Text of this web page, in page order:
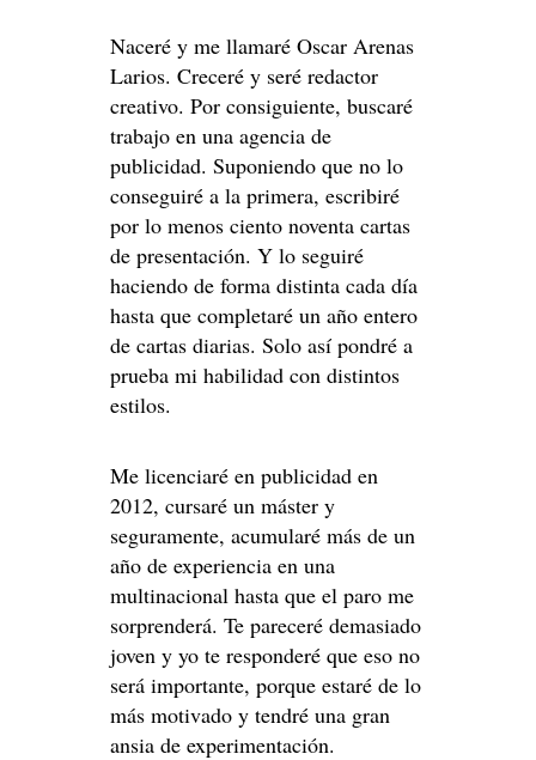
Naceré y me llamaré Oscar Arenas
Larios. Creceré y seré redactor
creativo. Por consiguiente, buscaré
trabajo en una agencia de
publicidad. Suponiendo que no lo
conseguiré a la primera, escribiré
por lo menos ciento noventa cartas
de presentación. Y lo seguiré
haciendo de forma distinta cada día
hasta que completaré un año entero
de cartas diarias. Solo así pondré a
prueba mi habilidad con distintos
estilos.
Me licenciaré en publicidad en
2012, cursaré un máster y
seguramente, acumularé más de un
año de experiencia en una
multinacional hasta que el paro me
sorprenderá. Te pareceré demasiado
joven y yo te responderé que eso no
será importante, porque estaré de lo
más motivado y tendré una gran
ansia de experimentación.